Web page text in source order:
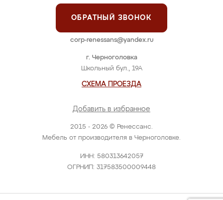
2015 - 2026 © Ренессанс.
Мебель от производителя в Черноголовке.
ИНН: 580313642057
ОГРНИП: 317583500009448
г. Черноголовка
Школьный бул., 19А
СХЕМА ПРОЕЗДА
Добавить в избранное
ОБРАТНЫЙ ЗВОНОК
corp-renessans@yandex.ru